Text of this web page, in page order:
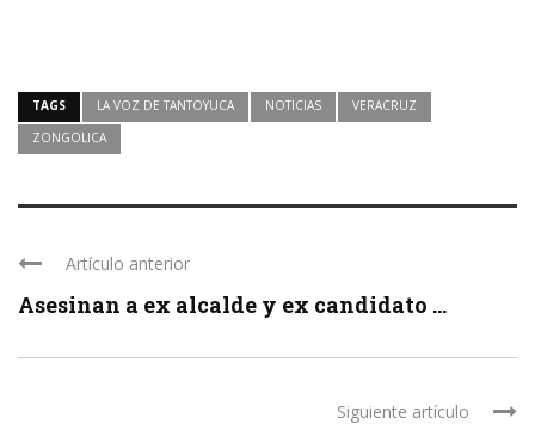
TAGS LA VOZ DE TANTOYUCA NOTICIAS
VERACRUZ
ZONGOLICA
Artículo anterior
Asesinan a ex alcalde y ex candidato ...
Siguiente artículo